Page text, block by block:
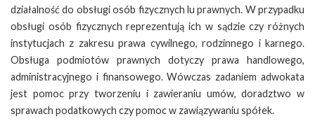
działalność do obsługi osób fizycznych lu prawnych. W przypadku
obsługi osób fizycznych reprezentują ich w sądzie czy różnych
instytucjach z zakresu prawa cywilnego, rodzinnego i karnego.
Obsługa podmiotów prawnych dotyczy prawa handlowego,
administracyjnego i finansowego. Wówczas zadaniem adwokata
jest pomoc przy tworzeniu i zawieraniu umów, doradztwo w
sprawach podatkowych czy pomoc w zawiązywaniu spółek.